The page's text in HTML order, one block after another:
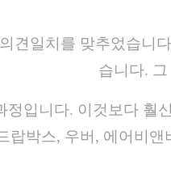
견일치를 맞추었습니
습니다.
정입니다. 이것보다 훨
랍박스, 우버, 에어비